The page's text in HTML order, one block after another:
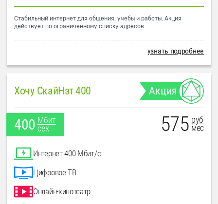
Стабильный интернет для общения, учебы и работы. Акция
действует по ограниченному списку адресов.
узнать подробнее
Хочу СкайНэт 400 Акция
400 Мбит
сек
575 руб
мес
Интернет 400 Мбит/с
Цифровое ТВ
Онлайн-кинотеатр